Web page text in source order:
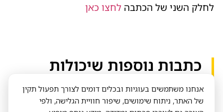
לחלק השני של הכתבה לחצו כאן
כתבות נוספות שיכולות
אנחנו משתמשים בעוגיות ובכלים דומים לצורך תפעול תקין
של האתר, ניתוח שימושים, שיפור חוויית הגלישה, ולפי